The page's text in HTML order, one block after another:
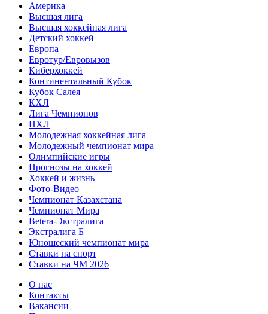
Америка
Высшая лига
Высшая хоккейная лига
Детский хоккей
Европа
Евротур/Евровызов
Киберхоккей
Континентальный Кубок
Кубок Салея
КХЛ
Лига Чемпионов
НХЛ
Молодежная хоккейная лига
Молодежный чемпионат мира
Олимпийские игры
Прогнозы на хоккей
Хоккей и жизнь
Фото-Видео
Чемпионат Казахстана
Чемпионат Мира
Betera-Экстралига
Экстралига Б
Юношеский чемпионат мира
Ставки на спорт
Ставки на ЧМ 2026
О нас
Контакты
Вакансии